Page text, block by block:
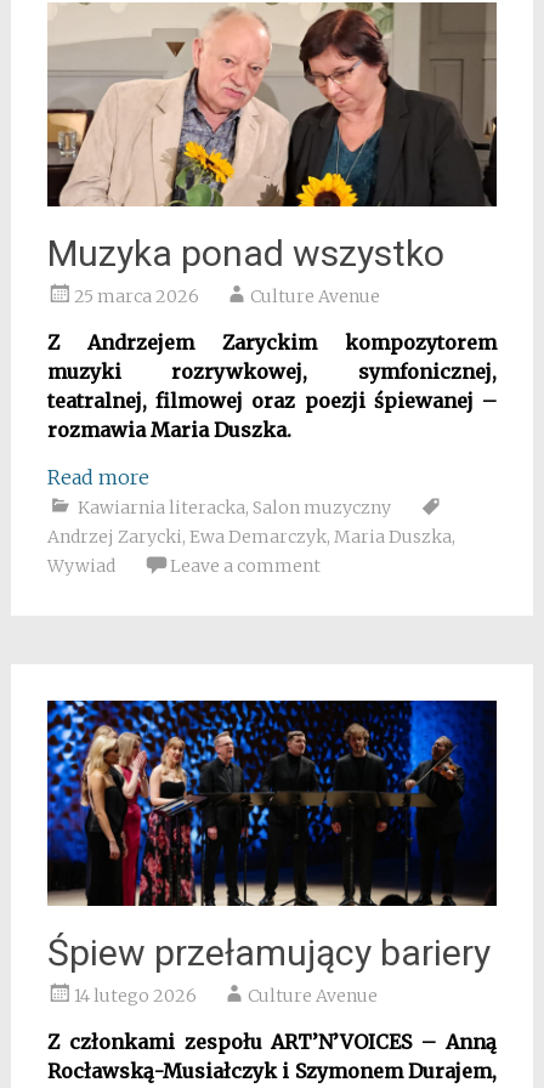
Muzyka ponad wszystko
25 marca 2026 Culture Avenue
Z Andrzejem Zaryckim kompozytorem
muzyki rozrywkowej, symfonicznej,
teatralnej, filmowej oraz poezji śpiewanej –
rozmawia Maria Duszka.
Read more
Kawiarnia literacka, Salon muzyczny
Andrzej Zarycki, Ewa Demarczyk, Maria Duszka,
Wywiad
Leave a comment
Śpiew przełamujący bariery
14 lutego 2026 Culture Avenue
Z członkami zespołu ART’N’VOICES – Anną
Rocławską-Musiałczyk i Szymonem Durajem,